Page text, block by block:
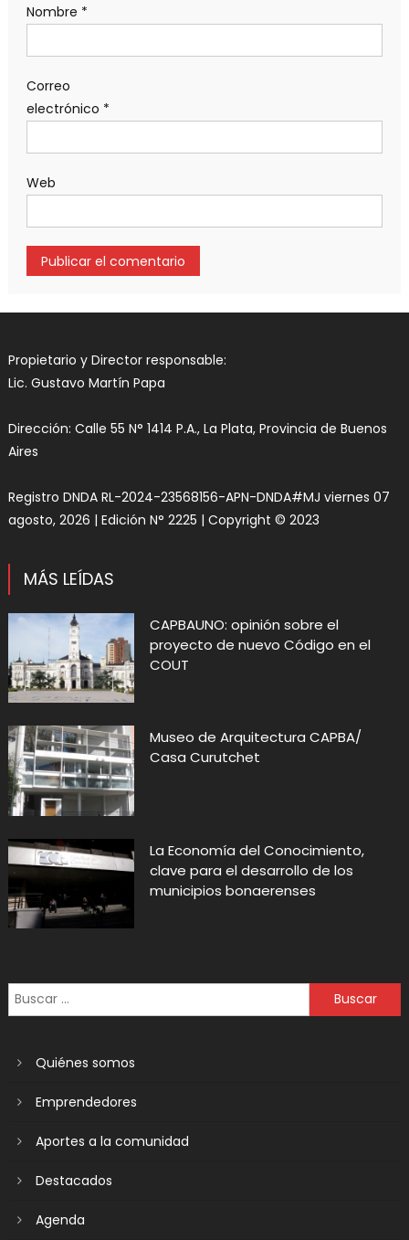
Nombre *
Correo
electrónico *
Web
Propietario y Director responsable:
Lic. Gustavo Martín Papa
Dirección: Calle 55 N° 1414 P.A., La Plata, Provincia de Buenos
Aires
Registro DNDA RL-2024-23568156-APN-DNDA#MJ viernes 07
agosto, 2026 | Edición N° 2225 | Copyright © 2023
MÁS LEÍDAS
CAPBAUNO: opinión sobre el
proyecto de nuevo Código en el
COUT
Museo de Arquitectura CAPBA/
Casa Curutchet
La Economía del Conocimiento,
clave para el desarrollo de los
municipios bonaerenses
Quiénes somos
Emprendedores
Aportes a la comunidad
Destacados
Agenda